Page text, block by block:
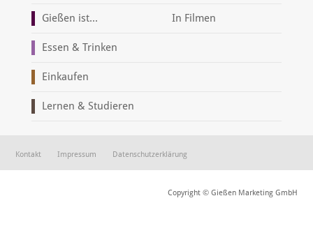
Gießen ist... In Filmen
Essen & Trinken
Einkaufen
Lernen & Studieren
Kontakt Impressum Datenschutzerklärung
Copyright © Gießen Marketing GmbH